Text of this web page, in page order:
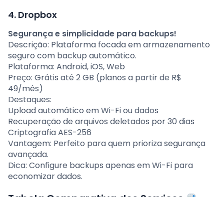
4. Dropbox
Segurança e simplicidade para backups!
Descrição: Plataforma focada em armazenamento
seguro com backup automático.
Plataforma: Android, iOS, Web
Preço: Grátis até 2 GB (planos a partir de R$
49/mês)
Destaques:
Upload automático em Wi-Fi ou dados
Recuperação de arquivos deletados por 30 dias
Criptografia AES-256
Vantagem: Perfeito para quem prioriza segurança
avançada.
Dica: Configure backups apenas em Wi-Fi para
economizar dados.